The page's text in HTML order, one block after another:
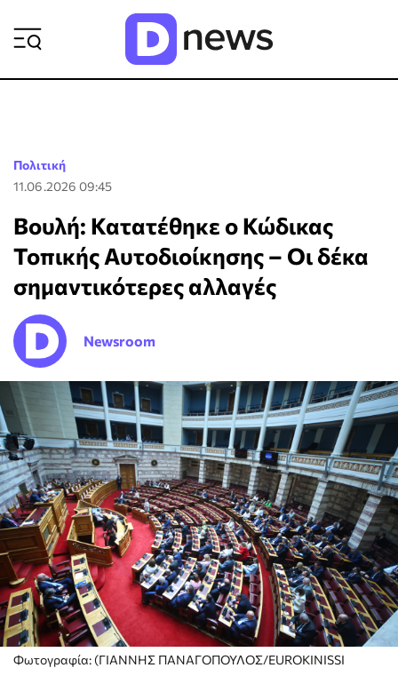
Πολιτική
11.06.2026 09:45
Βουλή: Κατατέθηκε ο Κώδικας
Τοπικής Αυτοδιοίκησης – Οι δέκα
σημαντικότερες αλλαγές
Newsroom
Φωτογραφία: (ΓΙΑΝΝΗΣ ΠΑΝΑΓΟΠΟΥΛΟΣ/EUROKINISSI